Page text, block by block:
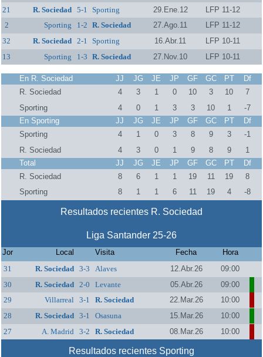
21
R. Sociedad 5-1 Sporting 29.Ene.12
LFP 11-12
2
Sporting 1-2 R. Sociedad 27.Ago.11
LFP 11-12
32
R. Sociedad 2-1 Sporting 16.Abr.11
LFP 10-11
13
Sporting 1-3 R. Sociedad 27.Nov.10 LFP 10-11
En R. Sociedad JJ JG JE JP GF GC PT
Df
R. Sociedad
4 3 1 0 10 3 10
7
Sporting
4 0 1 3 3 10 1
-7
En Sporting
JJ JG JE JP GF GC PT
Df
Sporting
4 1 0 3 8 9 3
-1
R. Sociedad
4 3 0 1 9 8 9
1
Total
JJ JG JE JP GF GC PT
Df
R. Sociedad
8 6 1 1 19 11 19
8
Sporting
8 1 1 6 11 19 4 -8
Resultados recientes R. Sociedad
Liga Santander 25-26
Jor Local Visita Fecha
Hora
31
R. Sociedad 3-3 Alaves 12.Abr.26
09:00
30
R. Sociedad 2-0 Levante 05.Abr.26
09:00
29
Villarreal 3-1 R. Sociedad 22.Mar.26
10:00
28
R. Sociedad 3-1 Osasuna 15.Mar.26
10:00
27
A. Madrid 3-2 R. Sociedad 08.Mar.26 10:00
Resultados recientes Sporting